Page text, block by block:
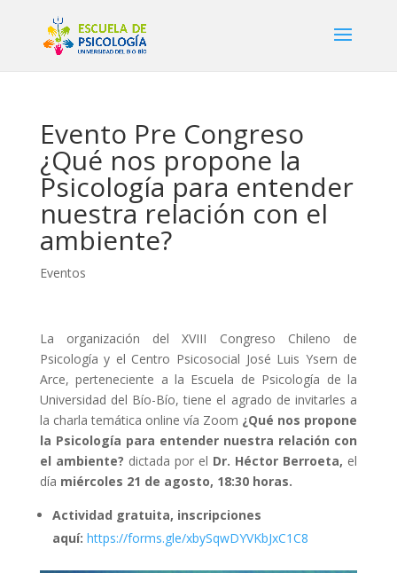
Evento Pre Congreso
¿Qué nos propone la
Psicología para entender
nuestra relación con el
ambiente?
Eventos
La organización del XVIII Congreso Chileno de
Psicología y el Centro Psicosocial José Luis Ysern de
Arce, perteneciente a la Escuela de Psicología de la
Universidad del Bío-Bío, tiene el agrado de invitarles a
la charla temática online vía Zoom ¿Qué nos propone
la Psicología para entender nuestra relación con
el ambiente? dictada por el Dr. Héctor Berroeta, el
día miércoles 21 de agosto, 18:30 horas.
Actividad gratuita, inscripciones
aquí: https://forms.gle/xbySqwDYVKbJxC1C8